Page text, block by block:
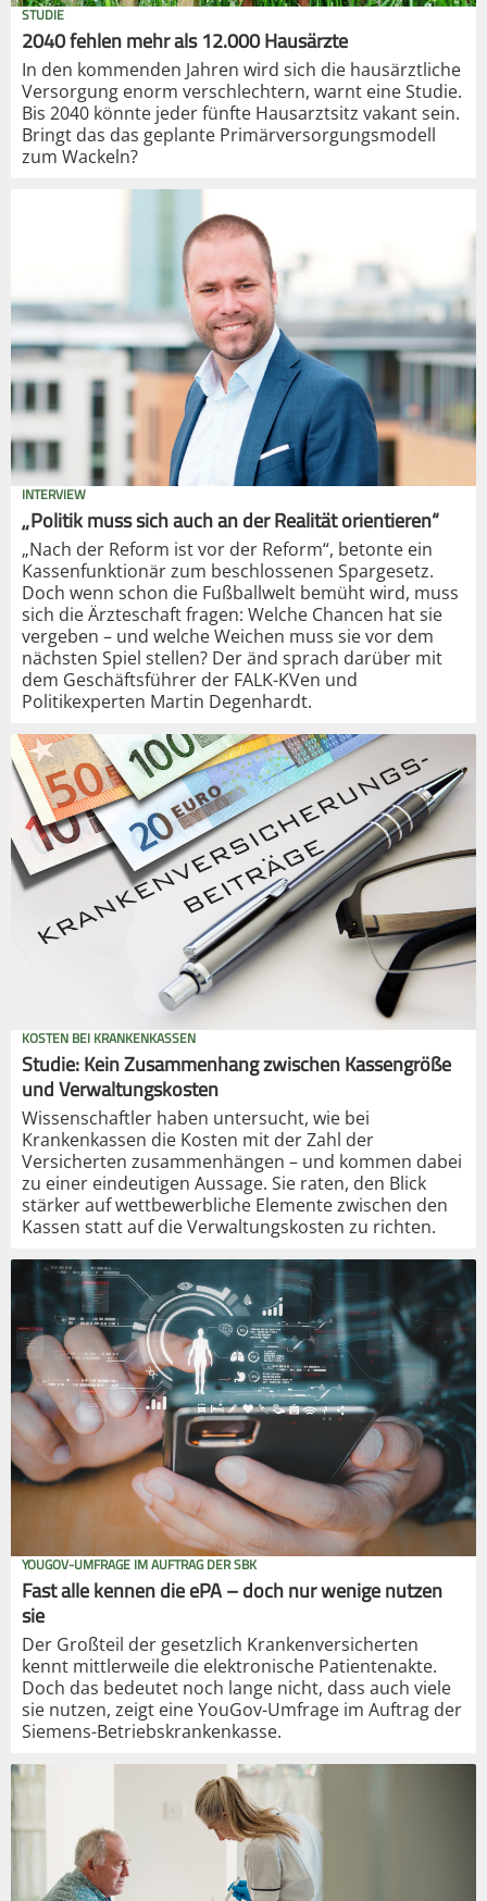
STUDIE
2040 fehlen mehr als 12.000 Hausärzte
In den kommenden Jahren wird sich die hausärztliche
Versorgung enorm verschlechtern, warnt eine Studie.
Bis 2040 könnte jeder fünfte Hausarztsitz vakant sein.
Bringt das das geplante Primärversorgungsmodell
zum Wackeln?
INTERVIEW
„Politik muss sich auch an der Realität orientieren“
„Nach der Reform ist vor der Reform“, betonte ein
Kassenfunktionär zum beschlossenen Spargesetz.
Doch wenn schon die Fußballwelt bemüht wird, muss
sich die Ärzteschaft fragen: Welche Chancen hat sie
vergeben – und welche Weichen muss sie vor dem
nächsten Spiel stellen? Der änd sprach darüber mit
dem Geschäftsführer der FALK-KVen und
Politikexperten Martin Degenhardt.
KOSTEN BEI KRANKENKASSEN
Studie: Kein Zusammenhang zwischen Kassengröße
und Verwaltungskosten
Wissenschaftler haben untersucht, wie bei
Krankenkassen die Kosten mit der Zahl der
Versicherten zusammenhängen – und kommen dabei
zu einer eindeutigen Aussage. Sie raten, den Blick
stärker auf wettbewerbliche Elemente zwischen den
Kassen statt auf die Verwaltungskosten zu richten.
YOUGOV-UMFRAGE IM AUFTRAG DER SBK
Fast alle kennen die ePA – doch nur wenige nutzen
sie
Der Großteil der gesetzlich Krankenversicherten
kennt mittlerweile die elektronische Patientenakte.
Doch das bedeutet noch lange nicht, dass auch viele
sie nutzen, zeigt eine YouGov-Umfrage im Auftrag der
Siemens-Betriebskrankenkasse.